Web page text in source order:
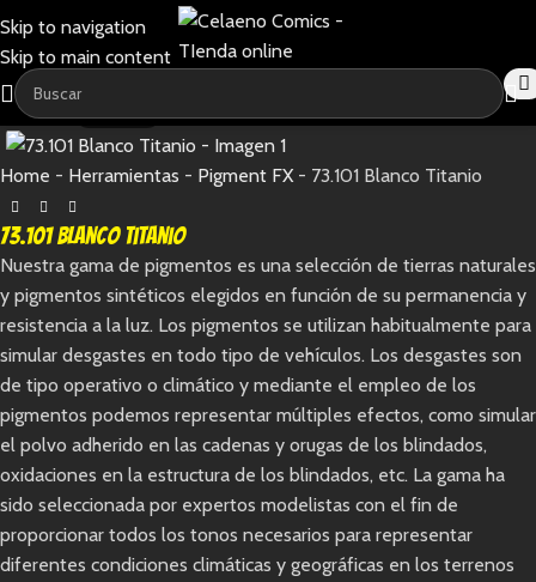
Skip to navigation
Skip to main content
SOLD OUT
Home - Herramientas - Pigment FX - 73.101 Blanco Titanio
73.101 Blanco Titanio
Nuestra gama de pigmentos es una selección de tierras naturales
y pigmentos sintéticos elegidos en función de su permanencia y
resistencia a la luz. Los pigmentos se utilizan habitualmente para
simular desgastes en todo tipo de vehículos. Los desgastes son
de tipo operativo o climático y mediante el empleo de los
pigmentos podemos representar múltiples efectos, como simular
el polvo adherido en las cadenas y orugas de los blindados,
oxidaciones en la estructura de los blindados, etc. La gama ha
sido seleccionada por expertos modelistas con el fin de
proporcionar todos los tonos necesarios para representar
diferentes condiciones climáticas y geográficas en los terrenos